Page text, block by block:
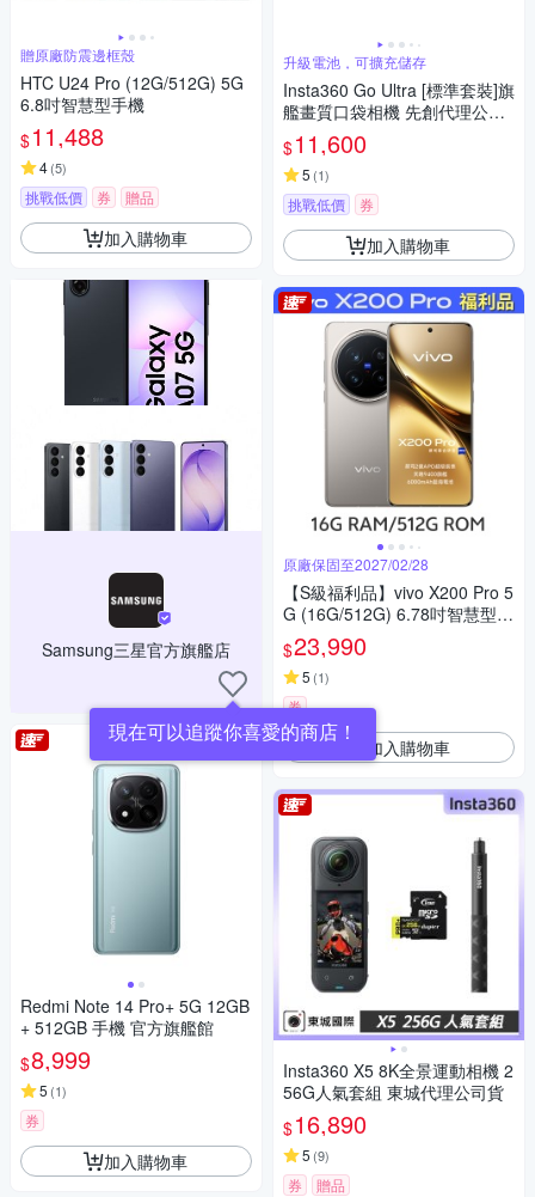
贈原廠防震邊框殼
HTC U24 Pro (12G/512G) 5G
6.8吋智慧型手機
$11,488
4(5)
挑戰低價 券 贈品
加入購物車
Samsung三星官方旗艦店
現在可以追蹤你喜愛的商店！
Redmi Note 14 Pro+ 5G 12GB
+ 512GB 手機 官方旗艦館
$8,999
5 (1)
券
加入購物車
升級電池，可擴充儲存
Insta360 Go Ultra [標準套裝]旗
艦畫質口袋相機 先創代理公司
貨
$11,600
5 (1)
挑戰低價 券
加入購物車
原廠保固至2027/02/28
【S級福利品】vivo X200 Pro 5
G (16G/512G) 6.78吋智慧型手
機
$23,990
5 (1)
券
加入購物車
Insta360 X5 8K全景運動相機 2
56G人氣套組 東城代理公司貨
$16,890
5 (9)
券 贈品